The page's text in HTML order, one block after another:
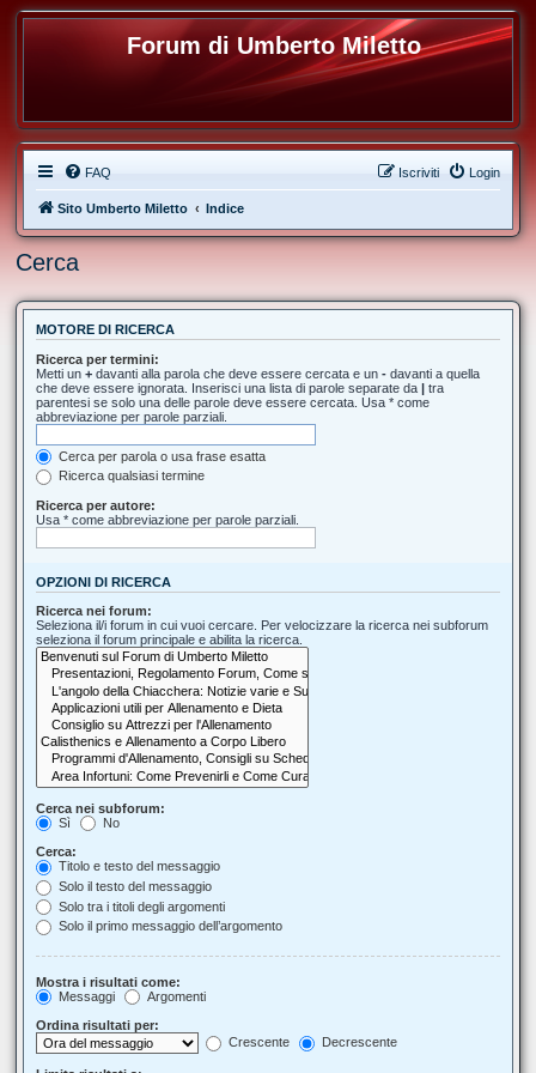
Forum di Umberto Miletto
FAQ Login
Iscriviti
Sito Umberto Miletto Indice
Cerca
MOTORE DI RICERCA
Ricerca per termini:
Metti un + davanti alla parola che deve essere cercata e un - davanti a quella
che deve essere ignorata. Inserisci una lista di parole separate da | tra
parentesi se solo una delle parole deve essere cercata. Usa * come
abbreviazione per parole parziali.
Cerca per parola o usa frase esatta
Ricerca qualsiasi termine
Ricerca per autore:
Usa * come abbreviazione per parole parziali.
OPZIONI DI RICERCA
Ricerca nei forum:
Seleziona il/i forum in cui vuoi cercare. Per velocizzare la ricerca nei subforum
seleziona il forum principale e abilita la ricerca.
Cerca nei subforum:
Sì
No
Cerca:
Titolo e testo del messaggio
Solo il testo del messaggio
Solo tra i titoli degli argomenti
Solo il primo messaggio dell’argomento
Mostra i risultati come:
Messaggi
Argomenti
Ordina risultati per:
Crescente
Decrescente